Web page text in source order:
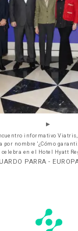
informativo Viatris,
por nombre '¿Cómo
celebra en el Hotel Hyatt
PARRA -